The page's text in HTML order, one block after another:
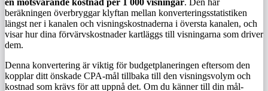
en motsvarande kostnad per 1 000 visningar. Den här
beräkningen överbryggar klyftan mellan konverteringsstatistiken
längst ner i kanalen och visningskostnaderna i översta kanalen, och
visar hur dina förvärvskostnader kartläggs till visningarna som driver
dem.
Denna konvertering är viktig för budgetplaneringen eftersom den
kopplar ditt önskade CPA-mål tillbaka till den visningsvolym och
kostnad som krävs för att uppnå det. Om du känner till din mål-